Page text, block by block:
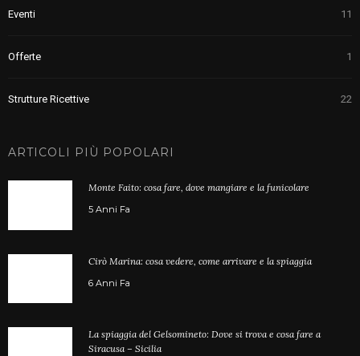
Eventi 11
Offerte 1
Strutture Ricettive 22
ARTICOLI PIÙ POPOLARI
Monte Faito: cosa fare, dove mangiare e la funicolare
5 Anni Fa
Cirò Marina: cosa vedere, come arrivare e la spiaggia
6 Anni Fa
La spiaggia del Gelsomineto: Dove si trova e cosa fare a
Siracusa – Sicilia